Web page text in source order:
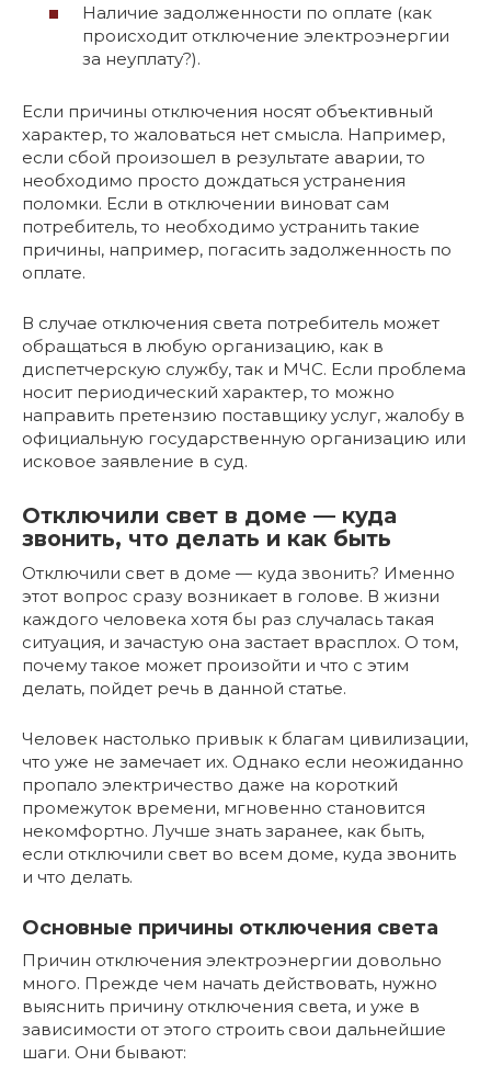
Наличие задолженности по оплате (как
происходит отключение электроэнергии
за неуплату?).
Если причины отключения носят объективный
характер, то жаловаться нет смысла. Например,
если сбой произошел в результате аварии, то
необходимо просто дождаться устранения
поломки. Если в отключении виноват сам
потребитель, то необходимо устранить такие
причины, например, погасить задолженность по
оплате.
В случае отключения света потребитель может
обращаться в любую организацию, как в
диспетчерскую службу, так и МЧС. Если проблема
носит периодический характер, то можно
направить претензию поставщику услуг, жалобу в
официальную государственную организацию или
исковое заявление в суд.
Отключили свет в доме — куда
звонить, что делать и как быть
Отключили свет в доме — куда звонить? Именно
этот вопрос сразу возникает в голове. В жизни
каждого человека хотя бы раз случалась такая
ситуация, и зачастую она застает врасплох. О том,
почему такое может произойти и что с этим
делать, пойдет речь в данной статье.
Человек настолько привык к благам цивилизации,
что уже не замечает их. Однако если неожиданно
пропало электричество даже на короткий
промежуток времени, мгновенно становится
некомфортно. Лучше знать заранее, как быть,
если отключили свет во всем доме, куда звонить
и что делать.
Основные причины отключения света
Причин отключения электроэнергии довольно
много. Прежде чем начать действовать, нужно
выяснить причину отключения света, и уже в
зависимости от этого строить свои дальнейшие
шаги. Они бывают: